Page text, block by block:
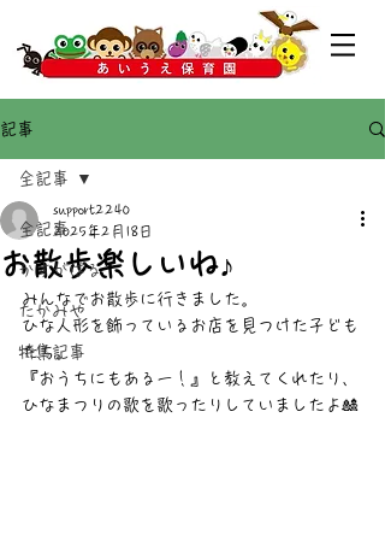
記事
全記事
かすがばる
たかみや
特集記事
全記事
お散歩楽しいね♪
support2240
2025年2月18日
みんなでお散歩に行きました。
ひな人形を飾っているお店を見つけた子ども
たち。
『おうちにもあるー！』と教えてくれたり、
ひなまつりの歌を歌ったりしていましたよ🎎